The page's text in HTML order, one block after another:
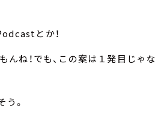
とか！
んね！でも、この案は１発目じゃな
う。